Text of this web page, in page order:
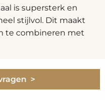
is supersterk en
stijlvol. Dit maakt
te combineren met
>